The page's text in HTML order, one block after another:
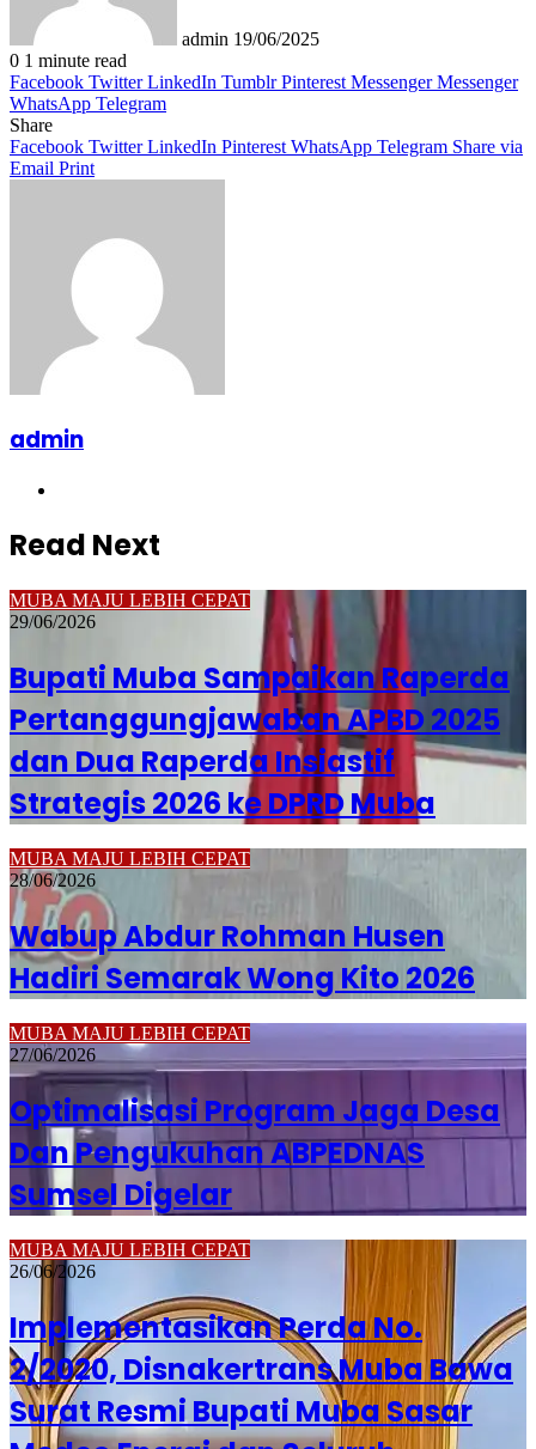
admin 19/06/2025
0 1 minute read
Facebook Twitter LinkedIn Tumblr Pinterest Messenger Messenger
WhatsApp Telegram
Share
Facebook Twitter LinkedIn Pinterest WhatsApp Telegram Share via
Email Print
admin
Read Next
MUBA MAJU LEBIH CEPAT
29/06/2026
Bupati Muba Sampaikan Raperda
Pertanggungjawaban APBD 2025
dan Dua Raperda Insiastif
Strategis 2026 ke DPRD Muba
MUBA MAJU LEBIH CEPAT
28/06/2026
Wabup Abdur Rohman Husen
Hadiri Semarak Wong Kito 2026
MUBA MAJU LEBIH CEPAT
27/06/2026
Optimalisasi Program Jaga Desa
Dan Pengukuhan ABPEDNAS
Sumsel Digelar
MUBA MAJU LEBIH CEPAT
26/06/2026
Implementasikan Perda No.
2/2020, Disnakertrans Muba Bawa
Surat Resmi Bupati Muba Sasar